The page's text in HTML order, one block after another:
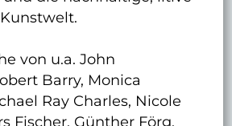
von u.a. John
Barry, Monica
Ray Charles, Nicole
Fischer, Günther Förg,